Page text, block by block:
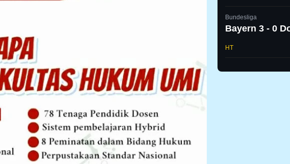
Bundesliga
Bayern 3 - 0
HT